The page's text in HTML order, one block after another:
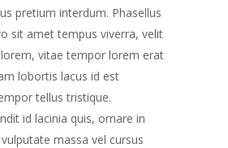
pretium interdum. Phasellus
sit amet tempus viverra, velit
vitae tempor lorem erat
lobortis lacus id est
tellus tristique.
id lacinia quis, ornare in
massa vel cursus